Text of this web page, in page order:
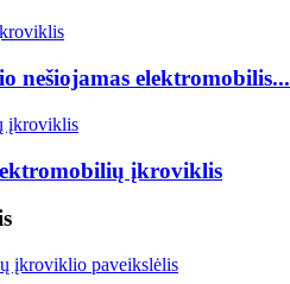
nešiojamas elektromobilis...
įkroviklis